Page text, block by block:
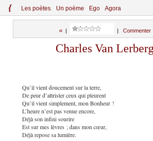
{ Les poètes Un poème Ego Agora
«| Commenter
Charles Van
Qu’il vient doucement sur la terre,
De peur d’attrister ceux qui pleurent
Qu’il vient simplement, mon Bonheur !
L’heure n’est pas venue encore,
Déjà son infini sourire
Est sur mes lèvres ; dans mon cœur,
Déjà repose sa lumière.